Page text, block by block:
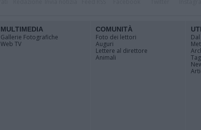
MULTIMEDIA
Gallerie Fotografiche
Web TV
COMUNITÀ
Foto dei lettori
Auguri
Lettere al direttore
Animali
Tag